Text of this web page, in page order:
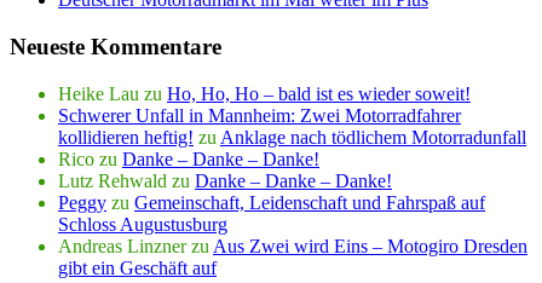
Neueste Kommentare
Heike Lau zu Ho, Ho, Ho – bald ist es wieder soweit!
Schwerer Unfall in Mannheim: Zwei Motorradfahrer
kollidieren heftig! zu Anklage nach tödlichem Motorradunfall
Rico zu Danke – Danke – Danke!
Lutz Rehwald zu Danke – Danke – Danke!
Peggy zu Gemeinschaft, Leidenschaft und Fahrspaß auf
Schloss Augustusburg
Andreas Linznerzu Aus Zwei wird Eins – Motogiro Dresden
gibt ein Geschäft auf